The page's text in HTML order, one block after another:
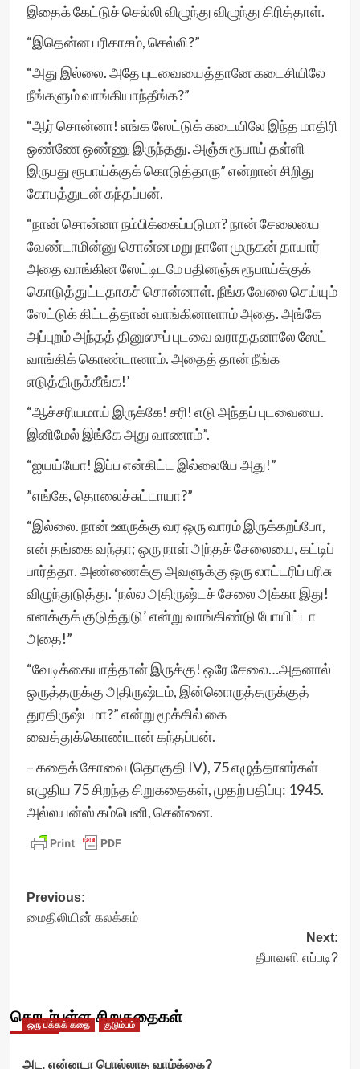
இதைக் கேட்டுச் செல்லி விழுந்து விழுந்து சிரித்தாள்.
“இதென்ன பரிகாசம், செல்லி?”
“அது இல்லை. அதே புடவையைத்தானே கடைசியிலே
நீங்களும் வாங்கியாந்தீங்க?”
“ஆர் சொன்னா! எங்க ஸேட்டுக் கடையிலே இந்த மாதிரி
ஒண்ணே ஒண்ணு இருந்தது. அஞ்சு ரூபாய் தள்ளி
இருபது ரூபாய்க்குக் கொடுத்தாரு” என்றான் சிறிது
கோபத்துடன் கந்தப்பன்.
“நான் சொன்னா நம்பிக்கைப்படுமா? நான் சேலையை
வேண்டாமின்னு சொன்ன மறு நாளே முருகன் தாயார்
அதை வாங்கின ஸேட்டிடமே பதினஞ்சு ரூபாய்க்குக்
கொடுத்துட்டதாகச் சொன்னாள். நீங்க வேலை செய்யும்
ஸேட்டுக் கிட்டத்தான் வாங்கினாளாம் அதை. அங்கே
அப்புறம் அந்தத் தினுஸுப் புடவை வராததனாலே ஸேட்
வாங்கிக் கொண்டானாம். அதைத் தான் நீங்க
எடுத்திருக்கீங்க!’
“ஆச்சரியமாய் இருக்கே! சரி! எடு அந்தப் புடவையை.
இனிமேல் இங்கே அது வாணாம்”.
“ஐயய்யோ! இப்ப என்கிட்ட இல்லையே அது!”
”எங்கே, தொலைச்சுட்டாயா?”
“இல்லை. நான் ஊருக்கு வர ஒரு வாரம் இருக்கறப்போ,
என் தங்கை வந்தா; ஒரு நாள் அந்தச் சேலையை, கட்டிப்
பார்த்தா. அண்ணைக்கு அவளுக்கு ஒரு லாட்டரிப் பரிசு
விழுந்துடுத்து. ‘நல்ல அதிருஷ்டச் சேலை அக்கா இது!
எனக்குக் குடுத்துடு’ என்று வாங்கிண்டு போயிட்டா
அதை!”
“வேடிக்கையாத்தான் இருக்கு! ஒரே சேலை…அதனால்
ஒருத்தருக்கு அதிருஷ்டம், இன்னொருத்தருக்குத்
துரதிருஷ்டமா?” என்று மூக்கில் கை
வைத்துக்கொண்டான் கந்தப்பன்.
– கதைக் கோவை (தொகுதி IV), 75 எழுத்தாளர்கள்
எழுதிய 75 சிறந்த சிறுகதைகள், முதற் பதிப்பு: 1945.
அல்லயன்ஸ் கம்பெனி, சென்னை.
Post
navigation
Previous:
மைதிலியின் கலக்கம்
Next:
தீபாவளி எப்படி?
தொடர்புள்ள சிறுகதைகள்
ஒரு பக்கக் கதை குடும்பம்
அட, என்னடா பொல்லாத வாழ்க்கை?